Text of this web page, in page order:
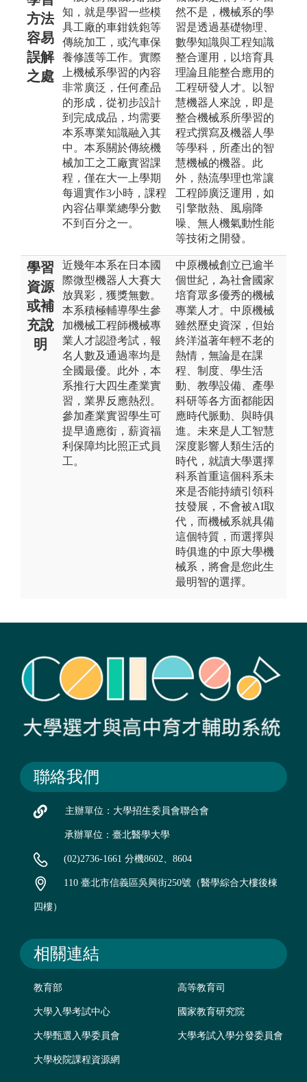
方法
容易
誤解
之處
知，就是學習一些模
具工廠的車鉗銑鉋等
傳統加工，或汽車保
養修護等工作。實際
上機械系學習的內容
非常廣泛，任何產品
的形成，從初步設計
到完成成品，均需要
本系專業知識融入其
中。本系關於傳統機
械加工之工廠實習課
程，僅在大一上學期
每週實作3小時，課程
內容佔畢業總學分數
不到百分之一。
然不是，機械系的學
習是透過基礎物理、
數學知識與工程知識
整合運用，以培育具
理論且能整合應用的
工程研發人才。以智
慧機器人來說，即是
整合機械系所學習的
程式撰寫及機器人學
等學科，所產出的智
慧機械的機器。此
外，熱流學理也常讓
工程師廣泛運用，如
引擎散熱、風扇降
噪、無人機氣動性能
等技術之開發。
學習
資源
或補
充說
明
近幾年本系在日本國
際微型機器人大賽大
放異彩，獲獎無數。
本系積極輔導學生參
加機械工程師機械專
業人才認證考試，報
名人數及通過率均是
全國最優。此外，本
系推行大四生產業實
習，業界反應熱烈。
參加產業實習學生可
提早適應銜，薪資福
利保障均比照正式員
工。
中原機械創立已逾半
個世紀，為社會國家
培育眾多優秀的機械
專業人才。中原機械
雖然歷史資深，但始
終洋溢著年輕不老的
熱情，無論是在課
程、制度、學生活
動、教學設備、產學
科研等各方面都能因
應時代脈動、與時俱
進。未來是人工智慧
深度影響人類生活的
時代，就讀大學選擇
科系首重這個科系未
來是否能持續引領科
技發展，不會被AI取
代，而機械系就具備
這個特質，而選擇與
時俱進的中原大學機
械系，將會是您此生
最明智的選擇。
聯絡我們
主辦單位：大學招生委員會聯合會
承辦單位：臺北醫學大學
(02)2736-1661 分機8602、8604
110 臺北市信義區吳興街250號（醫學綜合大樓後棟
四樓）
相關連結
教育部 高等教育司
大學入學考試中心 國家教育研究院
大學甄選入學委員會 大學考試入學分發委員會
大學校院課程資源網